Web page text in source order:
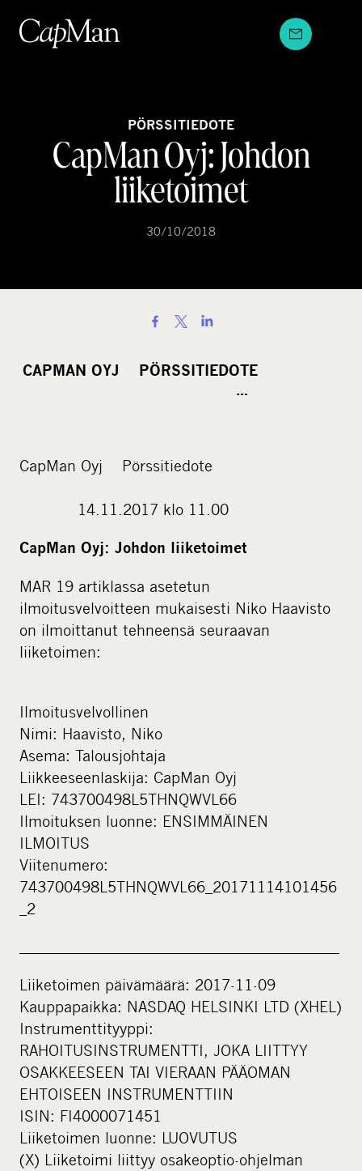
sisältöön
PÖRSSITIEDOTE
CapMan Oyj: Johdon
liiketoimet
30/10/2018
a
s
c
a
l
m
e
CAPMAN OYJ PÖRSSITIEDOTE
…
CapMan Oyj Pörssitiedote
14.11.2017 klo 11.00
CapMan Oyj: Johdon liiketoimet
MAR 19 artiklassa asetetun
ilmoitusvelvoitteen mukaisesti Niko Haavisto
on ilmoittanut tehneensä seuraavan
liiketoimen:
Ilmoitusvelvollinen
Nimi: Haavisto, Niko
Asema: Talousjohtaja
Liikkeeseenlaskija: CapMan Oyj
LEI: 743700498L5THNQWVL66
Ilmoituksen luonne: ENSIMMÄINEN
ILMOITUS
Viitenumero:
743700498L5THNQWVL66_20171114101456
_2
Liiketoimen päivämäärä: 2017-11-09
Kauppapaikka: NASDAQ HELSINKI LTD (XHEL)
Instrumenttityyppi:
RAHOITUSINSTRUMENTTI, JOKA LIITTYY
OSAKKEESEEN TAI VIERAAN PÄÄOMAN
EHTOISEEN INSTRUMENTTIIN
ISIN: FI4000071451
Liiketoimen luonne: LUOVUTUS
(X) Liiketoimi liittyy osakeoptio-ohjelman